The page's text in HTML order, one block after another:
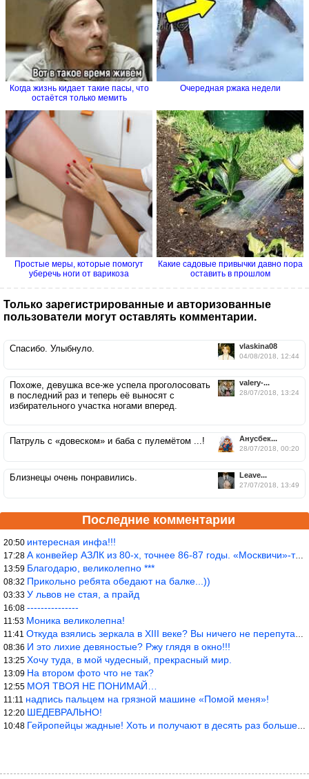
Когда жизнь кидает такие пасы, что
остаётся только мемить
Очередная ржака недели
Простые меры, которые помогут
уберечь ноги от варикоза
Какие садовые привычки давно пора
оставить в прошлом
Только зарегистрированные и авторизованные
пользователи могут оставлять комментарии.
vlaskina08
04/08/2018, 12:44
Спасибо. Улыбнуло.
valery-...
28/07/2018, 13:24
Похоже, девушка все-же успела проголосовать
в последний раз и теперь её выносят с
избирательного участка ногами вперед.
Анусбек...
28/07/2018, 00:20
Патруль с «довеском» и баба с пулемётом ...!
Leave...
27/07/2018, 13:49
Близнецы очень понравились.
Последние комментарии
20:50 интересная инфа!!!
17:28 А конвейер АЗЛК из 80-х, точнее 86-87 годы. «Москвичи»-то из пер
13:59 Благодарю, великолепно ***
08:32 Прикольно ребята обедают на балке...))
03:33 У львов не стая, а прайд
16:08 ---------------
11:53 Моника великолепна!
11:41 Откуда взялись зеркала в XIII веке? Вы ничего не перепутали?
08:36 И это лихие девяностые? Ржу глядя в окно!!!
13:25 Хочу туда, в мой чудесный, прекрасный мир.
13:09 На втором фото что не так?
12:55 МОЯ ТВОЯ НЕ ПОНИМАЙ…
11:11 надпись пальцем на грязной машине «Помой меня»!
12:20 ШЕДЕВРАЛЬНО!
10:48 Гейропейцы жадные! Хоть и получают в десять раз больше жителей б